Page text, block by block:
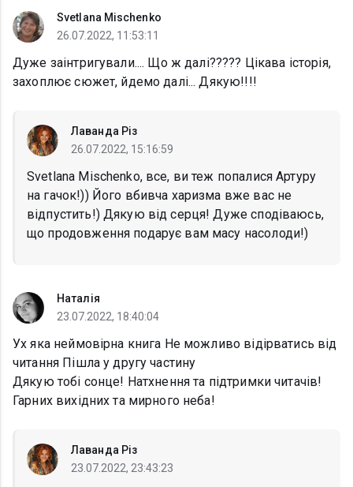
Svetlana Mischenko
26.07.2022, 11:53:11
Дуже заінтригували.... Що ж далі????? Цікава історія,
захоплює сюжет, йдемо далі... Дякую!!!!
Лаванда Різ
26.07.2022, 15:16:59
Svetlana Mischenko, все, ви теж попалися Артуру
на гачок!)) Його вбивча харизма вже вас не
відпустить!) Дякую від серця! Дуже сподіваюсь,
що продовження подарує вам масу насолоди!)
Наталія
23.07.2022, 18:40:04
Ух яка неймовірна книга Не можливо відірватись від
читання Пішла у другу частину
Дякую тобі сонце! Натхнення та підтримки читачів!
Гарних вихідних та мирного неба!
Лаванда Різ
23.07.2022, 23:43:23